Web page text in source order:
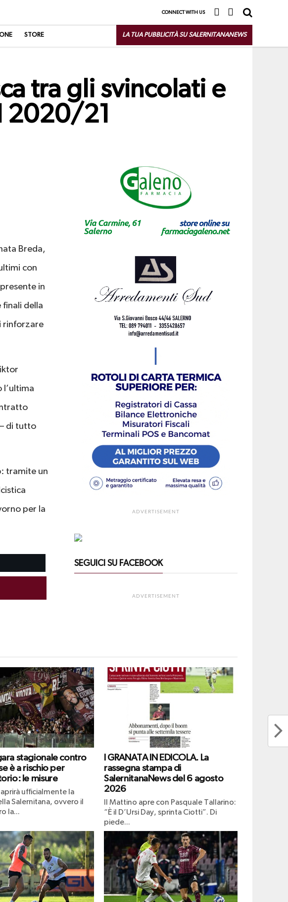
CONNECT WITH US
STORE LA TUA PUBBLICITÀ SU SALERNITANANEWS
tra gli svincolati e
2020/21
Breda,
con
in
finali della
rinforzare
l’ultima
di tutto
tramite un
per la
ADVERTISEMENT
SEGUICI SU FACEBOOK
ADVERTISEMENT
stagionale contro
è a rischio per
le misure
aprirà ufficialmente la
Salernitana, ovvero il
la...
I GRANATA IN EDICOLA. La
rassegna stampa di
SalernitanaNews del 6 agosto
2026
Il Mattino apre con Pasquale Tallarino:
“È il D’Ursi Day, sprinta Ciotti”. Di
piede...